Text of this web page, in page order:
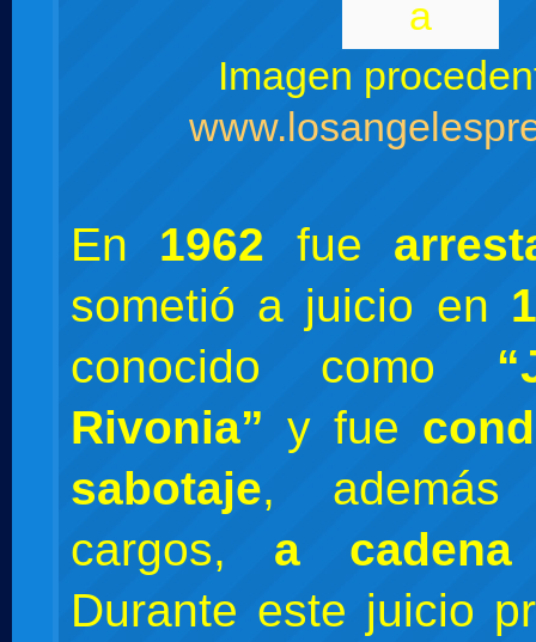
Imagen
En 1962 fue
sometió a juicio en
conocido como
Rivonia” y fue
sabotaje,
cargos, a cadena
Durante este juicio